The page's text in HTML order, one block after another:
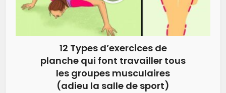
12 Types d’exercices de
planche qui font travailler tous
les groupes musculaires
(adieu la salle de sport)